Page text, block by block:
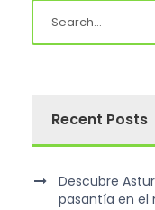
Recent Posts
Descubre
pasantía en el